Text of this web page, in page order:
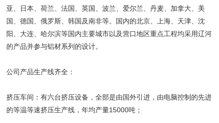
亚、日本、荷兰、法国、英国、波兰、爱尔兰、丹麦、加拿大、美
国、德国、俄罗斯、韩国及南非等。国内的北京、上海、天津、沈
阳、大连、哈尔滨等国内主要城市以及营口地区重点工程均采用辽河
的产品并参与铝材系列的设计。
公司产品生产线齐全：
挤压车间：有六台挤压设备，全部是由国外引进，由电脑控制的先进
的等温等速挤压生产线，年均产量15000吨；